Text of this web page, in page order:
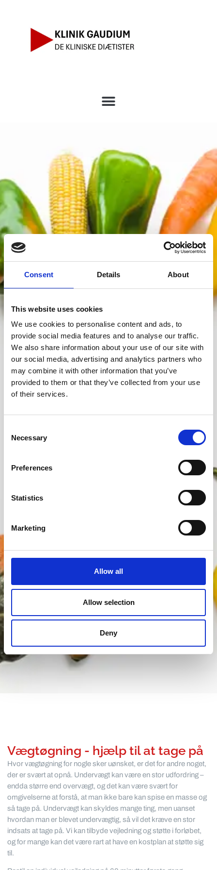
Consent Details About
This website uses cookies
We use cookies to personalise content and ads, to
provide social media features and to analyse our traffic.
We also share information about your use of our site with
our social media, advertising and analytics partners who
may combine it with other information that you’ve
provided to them or that they’ve collected from your use
of their services.
Selection
Necessary
Preferences
Statistics
Marketing
Allow all
Allow selection
Deny
VÆGTØGNING
Vægtøgning er for mange en naturlig proces, som
opleves på forskellige tidspunkter i livet. Det kan
ske af forskellige årsager, herunder ændringer i
kontrollere pludselig vægtøgning hos de kliniske
Vægtøgning - hjælp til at tage på
Hvor vægtøgning for nogle sker uønsket, er det for andre noget,
der er svært at opnå. Undervægt kan være en stor udfordring –
endda større end overvægt, og det kan være svært for
omgivelserne at forstå, at man ikke bare kan spise en masse og
så tage på. Undervægt kan skyldes mange ting, men uanset
hvordan man er blevet undervægtig, så vil det kræve en stor
indsats at tage på. Vi kan tilbyde vejledning og støtte i forløbet,
og for mange kan det være rart at have en kostplan at støtte sig
til.